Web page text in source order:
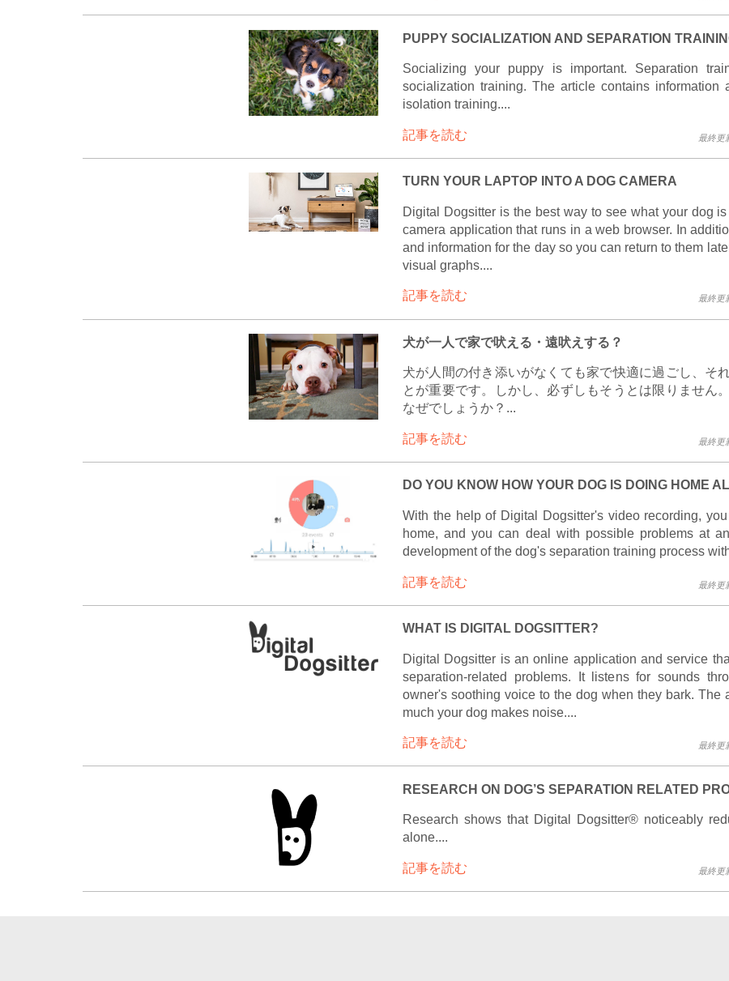
PUPPY SOCIALIZATION AND SEPARATION
Socializing your puppy is important. Separation
socialization training. The article contains
isolation training....
最終更
記事を読む
TURN YOUR LAPTOP INTO A DOG CAMERA
Digital Dogsitter is the best way to see what your dog
camera application that runs in a web browser. In
and information for the day so you can return to them
visual graphs....
最終更
記事を読む
犬が一人で家で吠える・遠吠えする？
犬が人間の付き添いがなくても家で快適に過ごし、そ
とが重要です。しかし、必ずしもそうとは限りません
なぜでしょうか？...
最終更
記事を読む
DO YOU KNOW HOW YOUR DOG IS DOING HOME
With the help of Digital Dogsitter's video recording,
home, and you can deal with possible problems at
development of the dog's separation training process
最終更
記事を読む
WHAT IS DIGITAL DOGSITTER?
Digital Dogsitter is an online application and service
separation-related problems. It listens for sounds
owner's soothing voice to the dog when they bark.
much your dog makes noise....
最終更
記事を読む
RESEARCH ON DOG’S SEPARATION RELATED
Research shows that Digital Dogsitter® noticeably
alone....
最終更
記事を読む